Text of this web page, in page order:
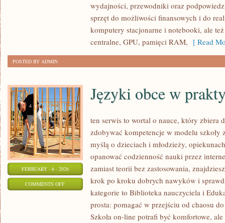
MAGAZYNY
wydajności, przewodniki oraz
sprzęt do możliwości finansowych i do
komputery stacjonarne i notebooki, ale
centralne, GPU, pamięci RAM, [ Read
POSTED BY ADMIN
FEBRUARY - 6 - 2026
COMMENTS OFFON
Języki obce w
ten serwis to wortal o nauce, który zbiera
zdobywać kompetencje w modelu szkoły
myślą o dzieciach i młodzieży,
opanować codzienność nauki przez
zamiast teorii bez zastosowania,
krok po kroku dobrych nawyków i
kategorie to Biblioteka nauczyciela i
prosta: pomagać w przejściu od chaosu
Szkoła on-line potrafi być komfortowe,